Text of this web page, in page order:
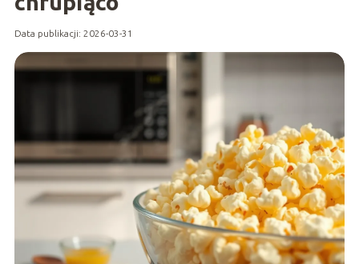
Data publikacji: 2026-03-31